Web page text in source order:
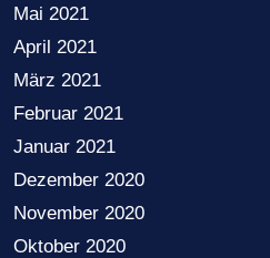
Mai 2021
April 2021
März 2021
Februar 2021
Januar 2021
Dezember 2020
November 2020
Oktober 2020